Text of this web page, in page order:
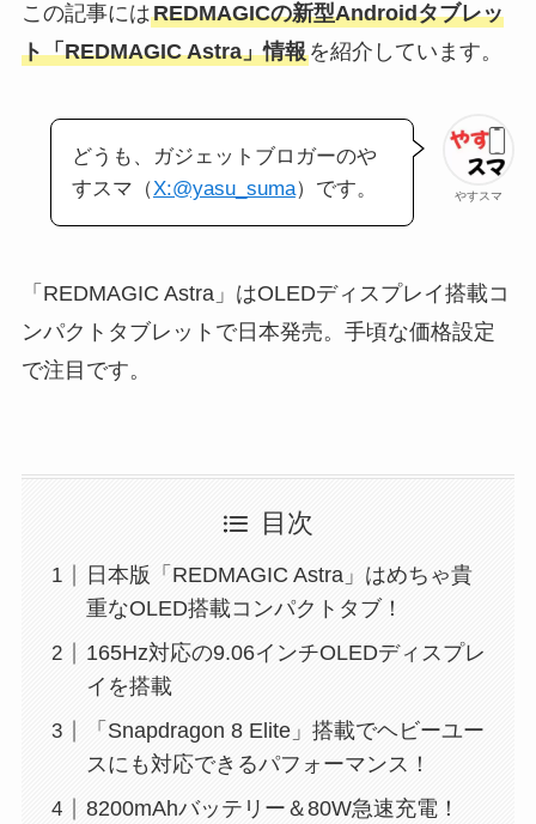
この記事にはREDMAGICの新型Androidタブレッ
ト「REDMAGIC Astra」情報を紹介しています。
やすスマ
どうも、ガジェットブロガーのや
すスマ（X:@yasu_suma）です。
「REDMAGIC Astra」はOLEDディスプレイ搭載コ
ンパクトタブレットで日本発売。手頃な価格設定
で注目です。
目次
日本版「REDMAGIC Astra」はめちゃ貴
重なOLED搭載コンパクトタブ！
165Hz対応の9.06インチOLEDディスプレ
イを搭載
「Snapdragon 8 Elite」搭載でヘビーユー
スにも対応できるパフォーマンス！
8200mAhバッテリー＆80W急速充電！